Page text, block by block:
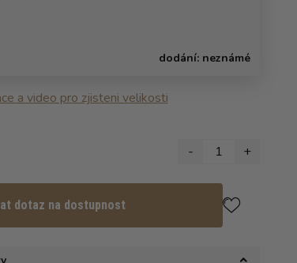
dodání: neznámé
a video pro zjisteni velikosti
- 1 +
dotaz na dostupnost